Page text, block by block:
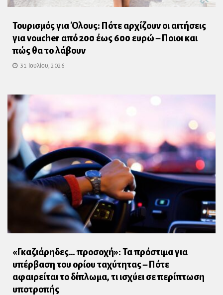
Τουρισμός για Όλους: Πότε αρχίζουν οι αιτήσεις
για voucher από 200 έως 600 ευρώ – Ποιοι και
πώς θα το λάβουν
31 Ιουλίου, 2026
«Γκαζιάρηδες… προσοχή»: Τα πρόστιμα για
υπέρβαση του ορίου ταχύτητας – Πότε
αφαιρείται το δίπλωμα, τι ισχύει σε περίπτωση
υποτροπής